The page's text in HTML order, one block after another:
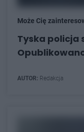
Może Cię
Tyska policja
AUTOR: Redakcja